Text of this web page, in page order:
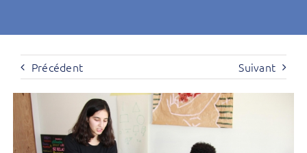
Précédent Suivant